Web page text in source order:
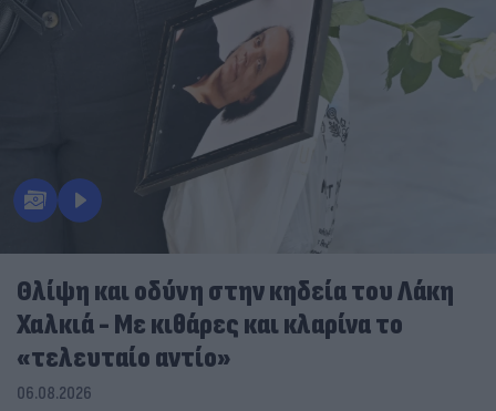
Θλίψη και οδύνη στην κηδεία του Λάκη
Χαλκιά - Με κιθάρες και κλαρίνα το
«τελευταίο αντίο»
06.08.2026